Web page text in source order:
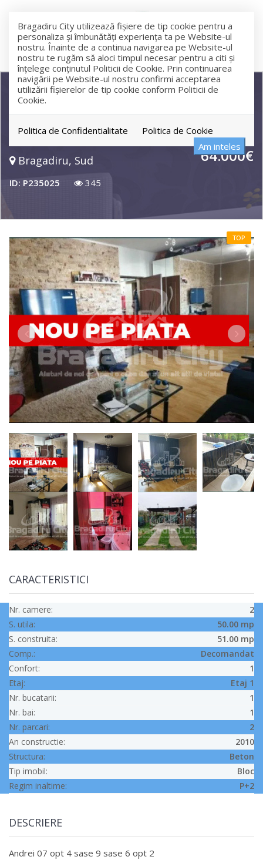
Bragadiru City utilizează fişiere de tip cookie pentru a
personaliza și îmbunătăți experiența ta pe Website-ul
nostru. Înainte de a continua navigarea pe Website-ul
nostru te rugăm să aloci timpul necesar pentru a citi și
înțelege conținutul Politicii de Cookie. Prin continuarea
navigării pe Website-ul nostru confirmi acceptarea
utilizării fişierelor de tip cookie conform Politicii de
Cookie.
Politica de Confidentialitate
Politica de Cookie
Am inteles
Curte proprie | Parcare | Bragadiru
Bragadiru, Sud 64.000€
ID: P235025 345
TOP
CARACTERISTICI
Nr. camere:
2
S. utila:
50.00 mp
S. construita:
51.00 mp
Comp.:
Decomandat
Confort:
1
Etaj:
Etaj 1
Nr. bucatarii:
1
Nr. bai:
1
Nr. parcari:
2
An constructie:
2010
Structura:
Beton
Tip imobil:
Bloc
Regim inaltime:
P+2
DESCRIERE
Andrei 07 opt 4 sase 9 sase 6 opt 2